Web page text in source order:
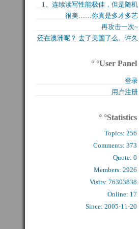
了 新的QQ...
1、连续读写性能极佳，但是随机
写入性能极差（这对于...
很美……你真是多才多艺
再攻击一次~
还在澳洲呢？ 去了美国了么。许久
° °User Panel
登录
用户注册
° °Statistics
Topics:256
Comments: 373
Quote: 0
Members: 2926
Visits: 76303838
Online: 17
Since: 2005-11-20